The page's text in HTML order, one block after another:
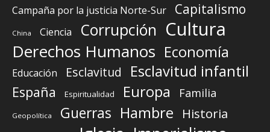
Campaña por la justicia Norte-Sur Capitalismo
China Ciencia Corrupción Cultura
Derechos Humanos Economía
Educación Esclavitud Esclavitud infantil
España Espiritualidad Europa Familia
Geopolítica Guerras Hambre Historia